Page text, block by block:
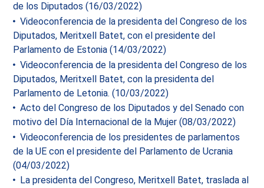
de los Diputados (16/03/2022)
Videoconferencia de la presidenta del Congreso de los
Diputados, Meritxell Batet, con el presidente del
Parlamento de Estonia (14/03/2022)
Videoconferencia de la presidenta del Congreso de los
Diputados, Meritxell Batet, con la presidenta del
Parlamento de Letonia. (10/03/2022)
Acto del Congreso de los Diputados y del Senado con
motivo del Día Internacional de la Mujer (08/03/2022)
Videoconferencia de los presidentes de parlamentos
de la UE con el presidente del Parlamento de Ucrania
(04/03/2022)
La presidenta del Congreso, Meritxell Batet, traslada al